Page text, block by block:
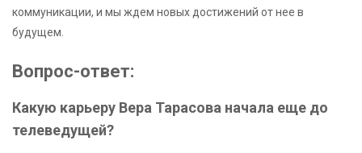
коммуникации, и мы ждем новых достижений от нее в
будущем.
Вопрос-ответ:
Какую карьеру Вера Тарасова начала еще до
телеведущей?